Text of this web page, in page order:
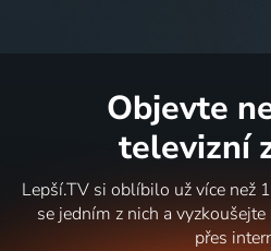
Objevte
televizní
Lepší.TV si oblíbilo už více než
se jedním z nich a
přes